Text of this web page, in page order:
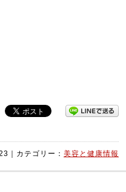
｜カテゴリー： 美容と健康情報